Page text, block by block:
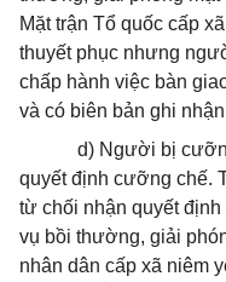
Mặt trận Tổ quốc cấp
thuyết phục nhưng
chấp hành việc bàn
và có biên bản ghi
d) Người bị
quyết định cưỡng chế.
từ chối nhận quyết
vụ bồi thường, giải
nhân dân cấp xã niêm